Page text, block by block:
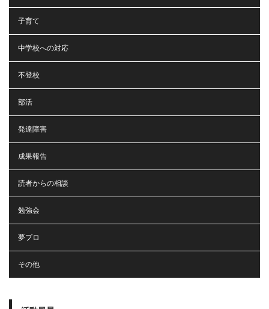
子育て
中学校への対応
不登校
部活
発達障害
成果報告
読者からの相談
勉強会
夢プロ
その他